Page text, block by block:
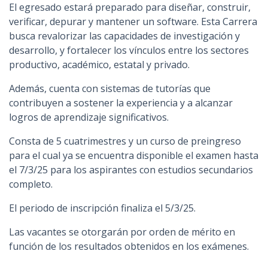
El egresado estará preparado para diseñar, construir,
verificar, depurar y mantener un software. Esta Carrera
busca revalorizar las capacidades de investigación y
desarrollo, y fortalecer los vínculos entre los sectores
productivo, académico, estatal y privado.
Además, cuenta con sistemas de tutorías que
contribuyen a sostener la experiencia y a alcanzar
logros de aprendizaje significativos.
Consta de 5 cuatrimestres y un curso de preingreso
para el cual ya se encuentra disponible el examen hasta
el 7/3/25 para los aspirantes con estudios secundarios
completo.
El periodo de inscripción finaliza el 5/3/25.
Las vacantes se otorgarán por orden de mérito en
función de los resultados obtenidos en los exámenes.